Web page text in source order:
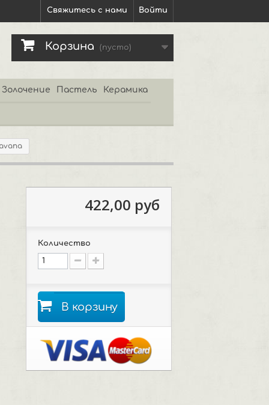
Войти
Свяжитесь с нами
Корзина (пусто)
Золочение Пастель Керамика
422,00 руб
Количество
В корзину